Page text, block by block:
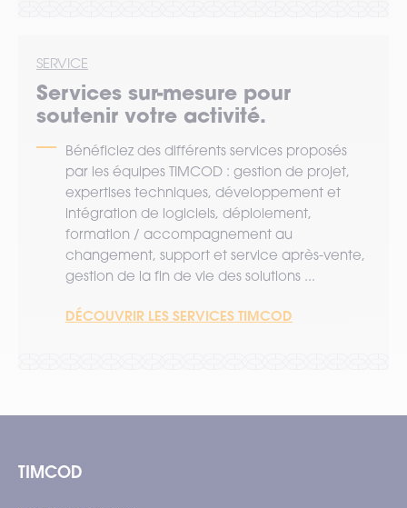
SERVICE
Services sur-mesure pour
soutenir votre activité.
Bénéficiez des différents services proposés
par les équipes TIMCOD : gestion de projet,
expertises techniques, développement et
intégration de logiciels, déploiement,
formation / accompagnement au
changement, support et service après-vente,
gestion de la fin de vie des solutions ...
DÉCOUVRIR LES SERVICES TIMCOD
TIMCOD